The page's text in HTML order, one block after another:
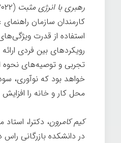
رهبری با انرژی مثبت
کارمندان سازمان
استفاده از قدرت
رویکردهای بین فردی
تجربی و توصیه‌های نحوه
خواهد بود که نوآوری،
محل کار و خانه را
کیم کامرون، دکترا،
در دانشکده بازرگانی راس